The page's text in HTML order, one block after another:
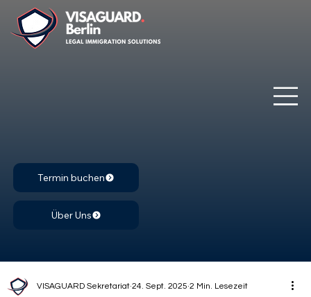
Termin buchen
Über Uns
VISAGUARD Sekretariat 24. Sept. 2025 2 Min. Lesezeit